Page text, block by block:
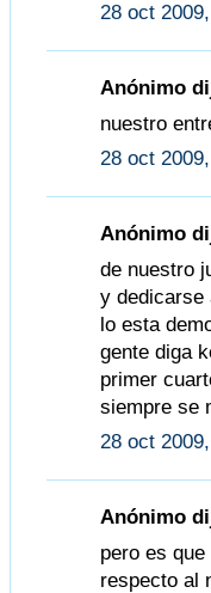
28 oct
Anónimo
nuestro
28 oct
Anónimo
de nuestro
y dedicarse
lo esta
gente diga
primer
siempre se
28 oct
Anónimo
pero es
respecto al